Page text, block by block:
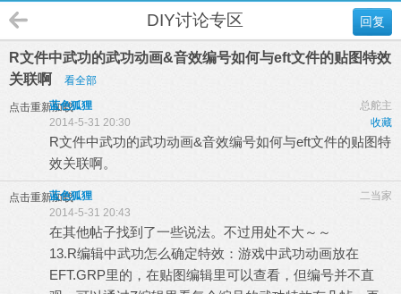
回复
DIY讨论专区
R文件中武功的武功动画&音效编号如何与eft文件的贴图特效
关联啊
看全部
点击重新加载 总舵主
蓝色狐狸
收藏
2014-5-31 20:30
R文件中武功的武功动画&音效编号如何与eft文件的贴图特
效关联啊。
点击重新加载 二当家
蓝色狐狸
2014-5-31 20:43
在其他帖子找到了一些说法。不过用处不大～～
13.R编辑中武功怎么确定特效：游戏中武功动画放在
EFT.GRP里的，在贴图编辑里可以查看，但编号并不直